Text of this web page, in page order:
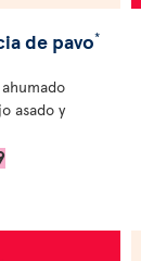
de pavo*
asado y